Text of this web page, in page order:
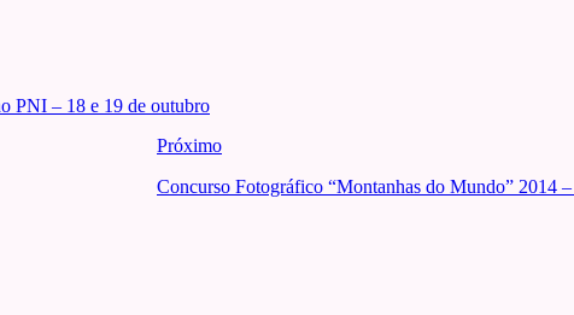
PNI – 18 e 19 de outubro
Próximo
Concurso Fotográfico “Montanhas do Mundo” 2014